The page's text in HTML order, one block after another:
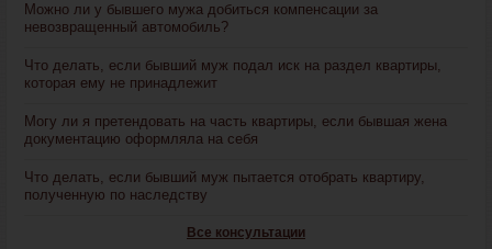
Можно ли у бывшего мужа добиться компенсации за
невозвращенный автомобиль?
Что делать, если бывший муж подал иск на раздел квартиры,
которая ему не принадлежит
Могу ли я претендовать на часть квартиры, если бывшая жена
документацию оформляла на себя
Что делать, если бывший муж пытается отобрать квартиру,
полученную по наследству
Все консультации